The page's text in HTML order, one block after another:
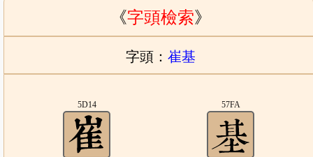
《字頭檢索》
字頭： 崔基
5D14 57FA